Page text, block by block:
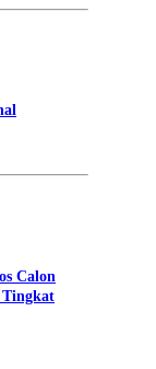
Calon
Tingkat